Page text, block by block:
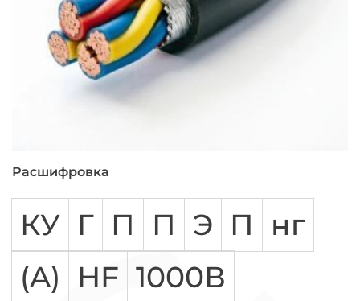
Расшифровка
КУ Г П П Э П
нг
(A)
HF 1000В